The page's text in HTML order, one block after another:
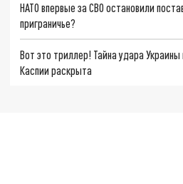
НАТО впервые за СВО остановили
приграничье?
Вот это триллер! Тайна удара Украины
Каспии раскрыта